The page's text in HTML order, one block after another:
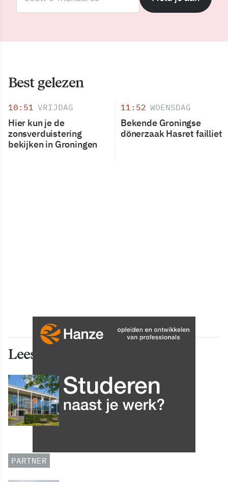
Best gelezen
10:51 VRIJDAG
Hier kun je de
zonsverduistering
bekijken in Groningen
11:52 WOENSDAG
Bekende Groningse
dönerzaak Hasret failliet
Lees ook deze artikelen
INNOVATIE
Grip op data en informatie:
Leergang Data en
PARTNER